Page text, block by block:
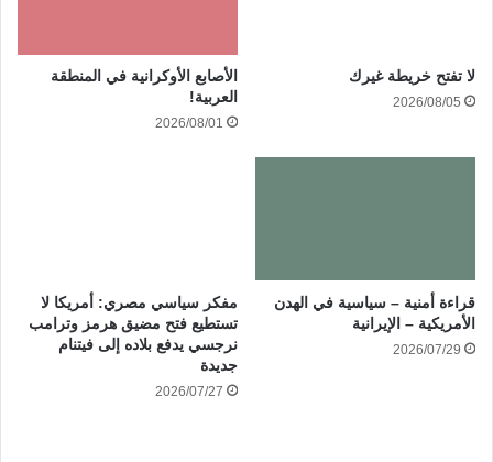
لا تفتح خريطة غيرك
2026/08/05
الأصابع الأوكرانية في المنطقة
العربية!
2026/08/01
قراءة أمنية – سياسية في الهدن
الأمريكية – الإيرانية
2026/07/29
مفكر سياسي مصري: أمريكا لا
تستطيع فتح مضيق هرمز وترامب
نرجسي يدفع بلاده إلى فيتنام
جديدة
2026/07/27